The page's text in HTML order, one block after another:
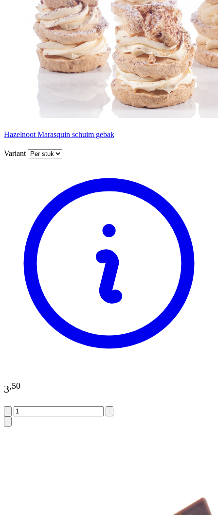
Hazelnoot Marasquin schuim gebak
Variant
3,50